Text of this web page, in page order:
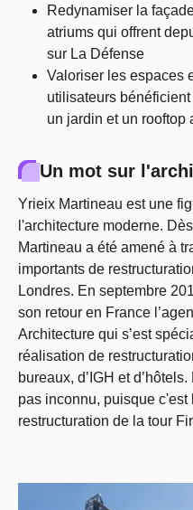
Redynamiser la
atriums qui offrent
sur La Défense
Valoriser les espaces
utilisateurs
un jardin et un rooftop
Un mot sur
Yrieix Martineau est une
l'architecture moderne.
Martineau a été amené à
importants de
Londres. En septembre
son retour en France
Architecture qui s’est
réalisation de
bureaux, d’IGH et
pas inconnu, puisque
restructuration de la tour